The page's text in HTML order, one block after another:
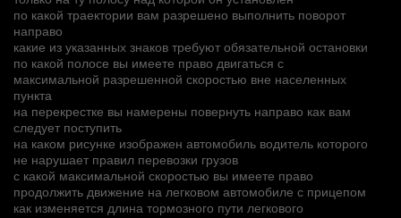
по какой траектории вам разрешено выполнить поворот
направо
какие из указанных знаков требуют обязательной остановки
по какой полосе вы имеете право двигаться с
максимальной разрешенной скоростью вне населенных
пункта
на перекрестке вы намерены повернуть направо как вам
следует поступить
на каком рисунке изображен автомобиль водитель которого
не нарушает правил перевозки грузов
с какой максимальной скоростью вы имеете право
продолжить движение на легковом автомобиле с прицепом
как изменяется длина тормозного пути легкового